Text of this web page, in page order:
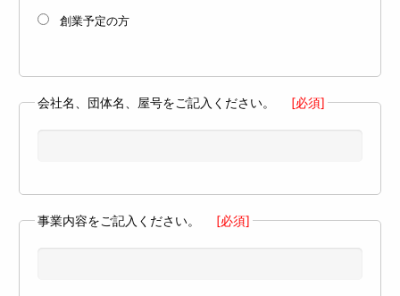
創業予定の方
会社名、団体名、屋号をご記入ください。 [必須]
事業内容をご記入ください。 [必須]